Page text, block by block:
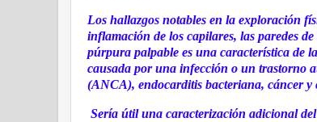
Los hallazgos notables en la exploración
inflamación de los capilares, las paredes
púrpura palpable es una característica de
causada por una infección o un trastorno
(ANCA), endocarditis bacteriana, cáncer y
Sería útil una caracterización adicional